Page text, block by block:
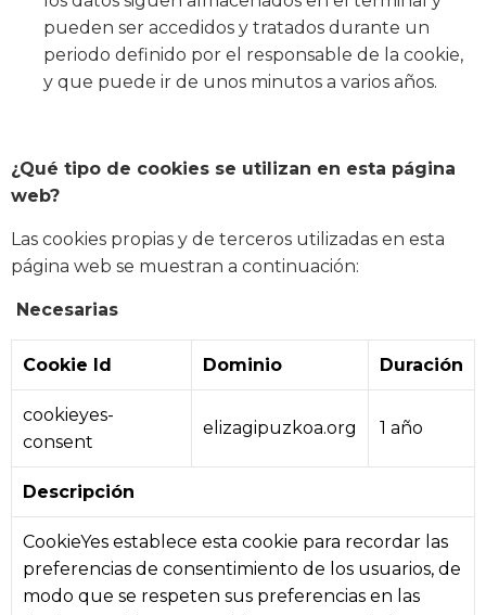
pueden ser accedidos y tratados durante un
periodo definido por el responsable de la cookie,
y que puede ir de unos minutos a varios años.
¿Qué tipo de cookies se utilizan en esta página
web?
Las cookies propias y de terceros utilizadas en esta
página web se muestran a continuación:
Necesarias
Cookie Id Dominio Duración
cookieyes-
consent
elizagipuzkoa.org 1 año
Descripción
CookieYes establece esta cookie para recordar las
preferencias de consentimiento de los usuarios, de
modo que se respeten sus preferencias en las